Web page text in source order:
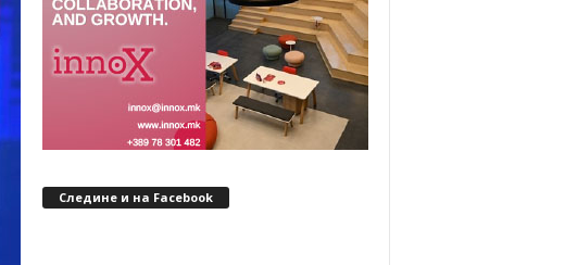
Следине и на Facebook